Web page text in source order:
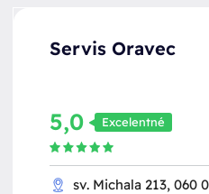
Servis Oravec
5,0 Excelentné
sv. Michala 213, 060